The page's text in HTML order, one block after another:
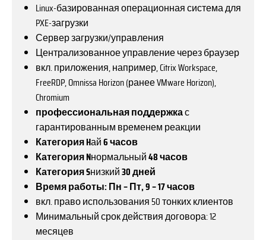
Linux-базированная операционная система для
PXE-загрузки
Сервер загрузки/управления
Централизованное управление через браузер
вкл. приложения, например, Citrix Workspace,
FreeRDP, Omnissa Horizon (ранее VMware Horizon),
Chromium
профессиональная поддержкас
гарантированным временем реакции
Категория Hай6 часов
Категория Nнормальный48 часов
Категория Sнизкий30 дней
Время работы: Пн – Пт, 9 – 17 часов
вкл. право использования 50 тонких клиентов
Минимальный срок действия договора: 12
месяцев